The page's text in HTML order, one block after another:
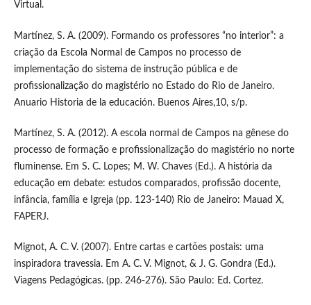
Virtual.
Martínez, S. A. (2009). Formando os professores “no interior”: a
criação da Escola Normal de Campos no processo de
implementação do sistema de instrução pública e de
profissionalização do magistério no Estado do Rio de Janeiro.
Anuario Historia de la educación. Buenos Aires,10, s/p.
Martínez, S. A. (2012). A escola normal de Campos na gênese do
processo de formação e profissionalização do magistério no norte
fluminense. Em S. C. Lopes; M. W. Chaves (Ed.). A história da
educação em debate: estudos comparados, profissão docente,
infância, família e Igreja (pp. 123-140) Rio de Janeiro: Mauad X,
FAPERJ.
Mignot, A. C. V. (2007). Entre cartas e cartões postais: uma
inspiradora travessia. Em A. C. V. Mignot, & J. G. Gondra (Ed.).
Viagens Pedagógicas. (pp. 246-276). São Paulo: Ed. Cortez.